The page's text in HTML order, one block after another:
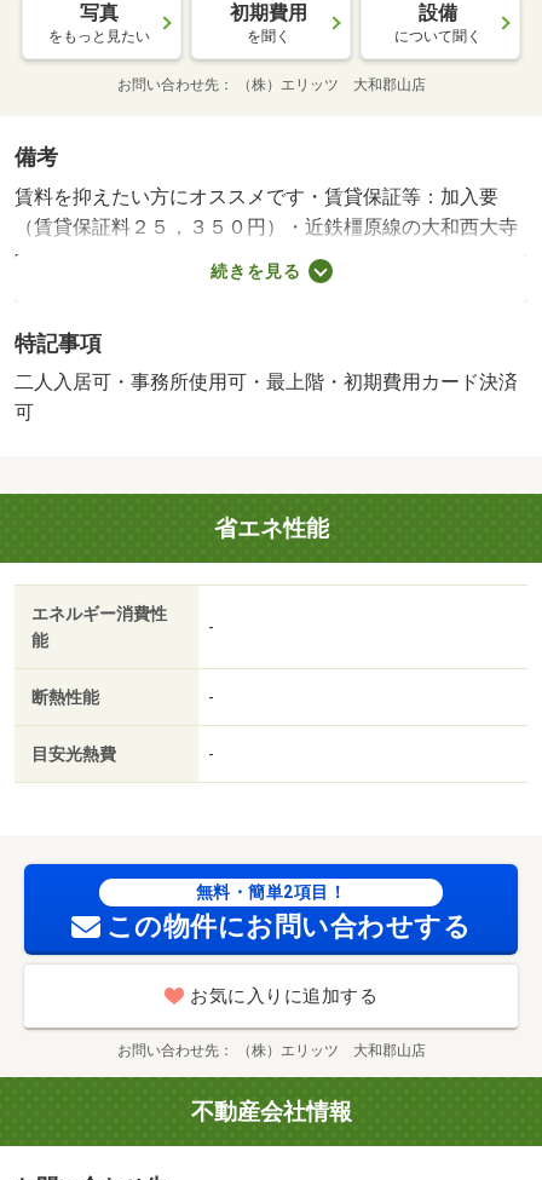
写真
をもっと見たい
初期費用
を聞く
設備
について聞く
お問い合わせ先 （株）エリッツ 大和郡山店
備考
賃料を抑えたい方にオススメです・賃貸保証等：加入要
（賃貸保証料２５，３５０円）・近鉄橿原線の大和西大寺
駅まで徒歩７分の物件です。お部屋の床はフローリングと
なっており、お部屋はおもな開口部が南方向に向いており
す。・バイク置場：なし・駐輪場：有/鍵交換費用 18700
円/ﾊｳｽｸﾘｰﾆﾝｸﾞ 55000円
続きを見る
特記事項
二人入居可・事務所使用可・最上階・初期費用カード決済
可
省エネ性能
エネルギー消費性
能
-
断熱性能 -
目安光熱費 -
無料・簡単2項目！
この物件にお問い合わせする
お気に入りに追加する
お問い合わせ先 （株）エリッツ 大和郡山店
不動産会社情報